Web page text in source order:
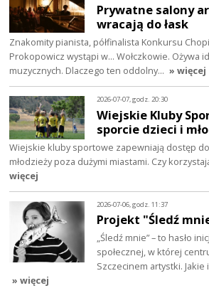
Prywatne salony
wracają do łask
Znakomity pianista, półfinalista Konkursu
Prokopowicz wystąpi w… Wołczkowie. Ożywa
muzycznych. Dlaczego ten oddolny… » więcej
2026-07-07, godz. 20:30
Wiejskie Kluby
sporcie dzieci i
Wiejskie kluby sportowe zapewniają dostęp
młodzieży poza dużymi miastami. Czy
więcej
2026-07-06, godz. 11:37
Projekt "Śledź
„Śledź mnie” – to hasło
społecznej, w której
Szczecinem artystki.
» więcej